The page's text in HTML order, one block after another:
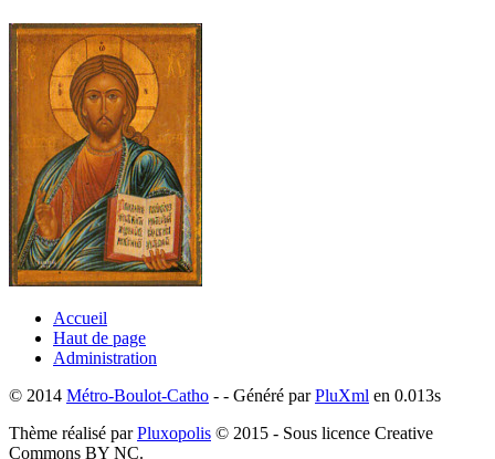
Accueil
Haut de page
Administration
© 2014 Métro-Boulot-Catho - - Généré parPluXml en 0.013s
Thème réalisé parPluxopolis © 2015 - Sous licence Creative
Commons BY NC.